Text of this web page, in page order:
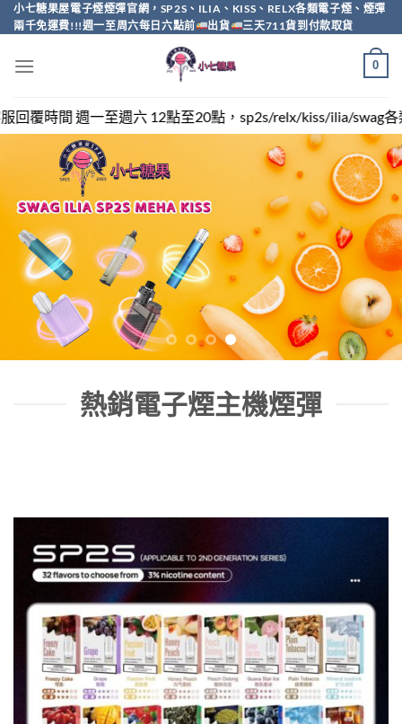
Skip
to
小七糖果屋電子煙煙彈官網，SP2S、ILIA、KISS、RELX各類電子煙、煙彈
兩千免運費!!!週一至周六每日六點前
出貨 三天711貨到付款取貨
0
點至20點，sp2s/relx/kiss/ilia/swag各類電子煙煙彈買越多越
熱銷電子煙主機煙彈